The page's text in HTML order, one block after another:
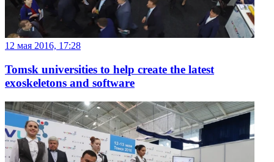
12 мая 2016, 17:28
Tomsk universities to help create the latest
exoskeletons and software